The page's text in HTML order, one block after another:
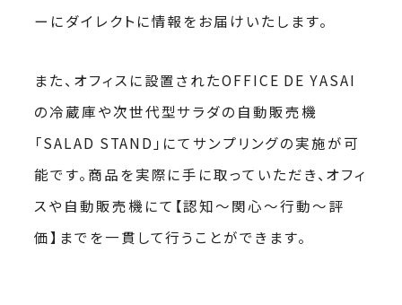
ーにダイレクトに情報をお届けいたします。
また、オフィスに設置されたOFFICE DE YASAI
の冷蔵庫や次世代型サラダの自動販売機
「SALAD STAND」にてサンプリングの実施が可
能です。商品を実際に手に取っていただき、オフィ
スや自動販売機にて【認知〜関心〜行動〜評
価】までを一貫して行うことができます。